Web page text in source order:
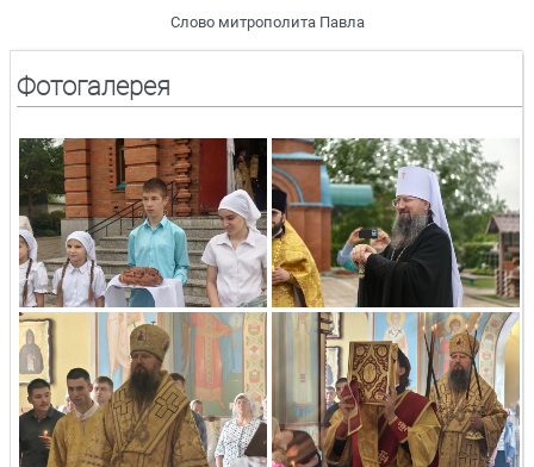
Слово митрополита Павла
Фотогалерея